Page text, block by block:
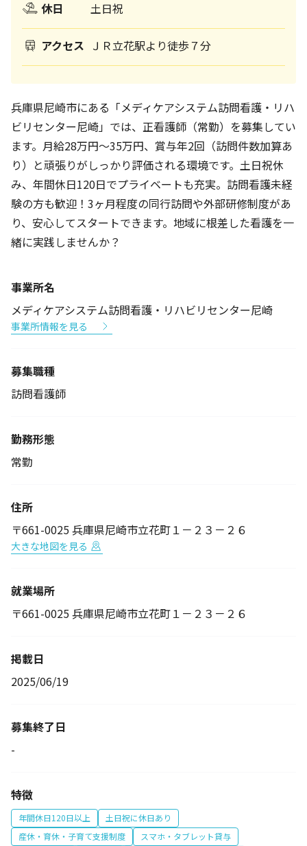
休日 土日祝
アクセス ＪＲ立花駅より徒歩７分
兵庫県尼崎市にある「メディケアシステム訪問看護・リハ
ビリセンター尼崎」では、正看護師（常勤）を募集してい
ます。月給28万円～35万円、賞与年2回（訪問件数加算あ
り）と頑張りがしっかり評価される環境です。土日祝休
み、年間休日120日でプライベートも充実。訪問看護未経
験の方も歓迎！3ヶ月程度の同行訪問や外部研修制度があ
り、安心してスタートできます。地域に根差した看護を一
緒に実践しませんか？
事業所名
メディケアシステム訪問看護・リハビリセンター尼崎
事業所情報を見る
募集職種
訪問看護師
勤務形態
常勤
住所
〒661-0025 兵庫県尼崎市立花町１－２３－２６
大きな地図を見る
就業場所
〒661-0025 兵庫県尼崎市立花町１－２３－２６
掲載日
2025/06/19
募集終了日
-
特徴
年間休日120日以上
土日祝に休日あり
産休・育休・子育て支援制度
スマホ・タブレット貸与